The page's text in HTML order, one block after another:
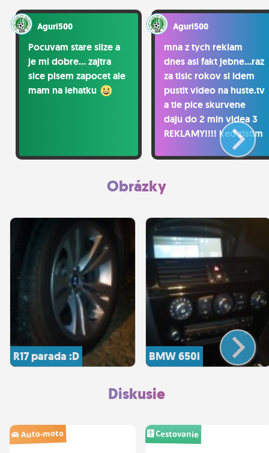
Aguri500
Pocuvam stare slize a
je mi dobre... zajtra
sice pisem zapocet ale
mam na lehatku
Aguri500
mna z tych reklam
dnes asi fakt jebne...raz
za tisic rokov si idem
pustit video na huste.tv
a tie pice skurvene
daju do 2 min videa 3
REKLAMY!!!! ked zistim
ktory zmrd to vymyslel
tak nech si ma nezela...
Obrázky
R17 parada :D BMW 650i
Diskusie
Auto-moto Cestovanie